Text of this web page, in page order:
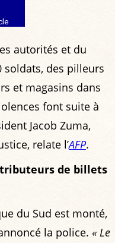
autorités et du
soldats, des pilleurs
et magasins dans
font suite à
Jacob Zuma,
relate l’AFP.
de billets
du Sud est monté,
la police. « Le